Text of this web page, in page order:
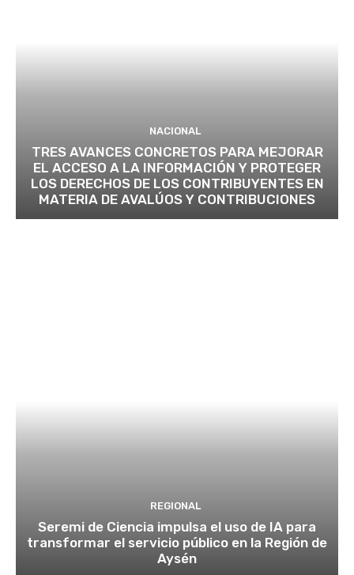
NACIONAL
TRES AVANCES CONCRETOS PARA MEJORAR
EL ACCESO A LA INFORMACIÓN Y PROTEGER
LOS DERECHOS DE LOS CONTRIBUYENTES EN
MATERIA DE AVALÚOS Y CONTRIBUCIONES
REGIONAL
Seremi de Ciencia impulsa el uso de IA para
transformar el servicio público en la Región de
Aysén